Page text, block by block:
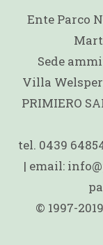
Ente Parco
Sede
Villa
PRIMIERO
tel. 0439
| email:
© 1997-